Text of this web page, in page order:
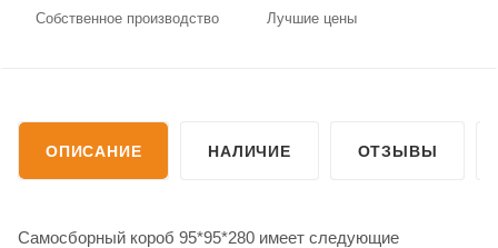
Собственное производство Лучшие цены
ОПИСАНИЕ НАЛИЧИЕ ОТЗЫВЫ
Самосборный короб 95*95*280 имеет следующие